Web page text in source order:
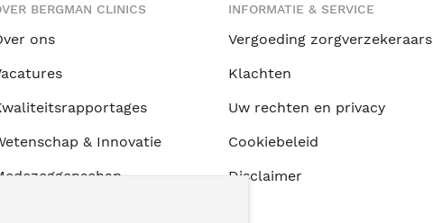
BERGMAN CLINICS
ons
& Innovatie
INFORMATIE & SERVICE
Vergoeding zorgverzekeraars
Klachten
Uw rechten en privacy
Cookiebeleid
Disclaimer